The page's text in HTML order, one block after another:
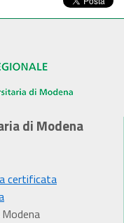
di Modena
certificata